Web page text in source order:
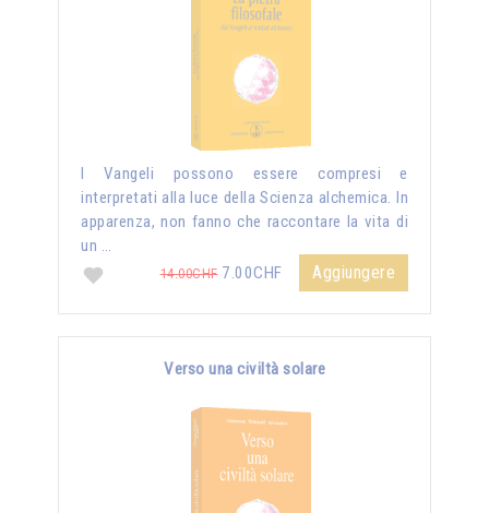
I Vangeli possono essere compresi e
interpretati alla luce della Scienza alchemica. In
apparenza, non fanno che raccontare la vita di
un …
14.00CHF7.00CHF Aggiungere
Verso una civiltà solare